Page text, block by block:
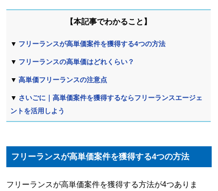
本記事でわかること
フリーランスが高単価案件を獲得する4つの方法
フリーランスの高単価はどれくらい？
高単価フリーランスの注意点
さいごに｜高単価案件を獲得するならフリーランスエージェ
ントを活用しよう
フリーランスが高単価案件を獲得する4つの方法
フリーランスが高単価案件を獲得する方法が4つありま